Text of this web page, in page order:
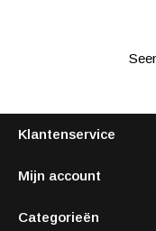
Klantenservice
Mijn account
Categorieën